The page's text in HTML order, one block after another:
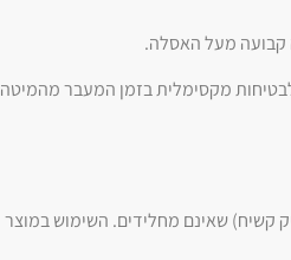
קבועה מעל האסלה.
מקסימלית בזמן המעבר מהמיטה
קשיח) שאינם מחלידים. השימוש במוצר